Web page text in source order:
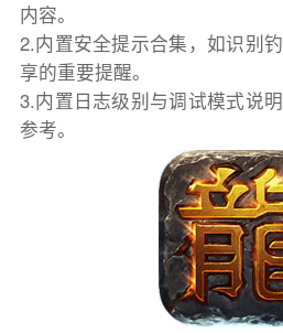
内容。
2.内置安全提示合集，如识别
享的重要提醒。
3.内置日志级别与调试模式说
参考。